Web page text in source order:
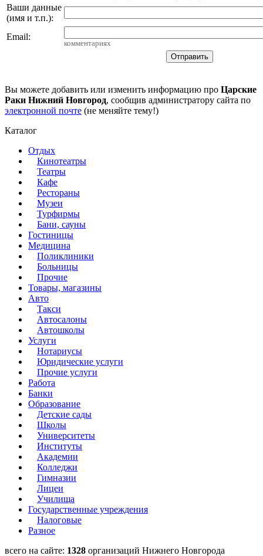
Ваши данные
(имя и т.п.):
Email:
комментариях
Вы можете добавить или изменить информацию про Царские
Раки Нижний Новгород, сообщив администратору сайта по
электронной почте (не меняйте тему!)
Каталог
Отдых
Кинотеатры
Театры
Кафе
Рестораны
Музеи
Турфирмы
Бани, сауны
Гостиницы
Медицина
Поликлиники
Больницы
Прочие
Товары, магазины
Авто
Такси
Автосалоны
Автошколы
Услуги
Нотариусы
Юридические услуги
Прочие услуги
Работа
Банки
Образование
Детские сады
Школы
Университеты
Институты
Академии
Колледжи
Гимназии
Лицеи
Училища
Государственные учреждения
Налоговые
Разное
всего на сайте: 1328 организаций Нижнего Новгорода